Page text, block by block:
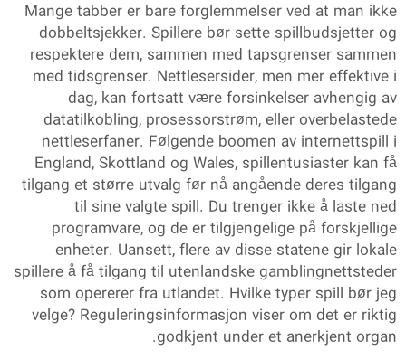
Mange tabber er bare forglemmelser ved at man ikke
dobbeltsjekker. Spillere bør sette spillbudsjetter og
respektere dem, sammen med tapsgrenser sammen
med tidsgrenser. Nettlesersider, men mer effektive i
dag, kan fortsatt være forsinkelser avhengig av
datatilkobling, prosessorstrøm, eller overbelastede
nettleserfaner. Følgende boomen av internettspill i
England, Skottland og Wales, spillentusiaster kan få
tilgang et større utvalg før nå angående deres tilgang
til sine valgte spill. Du trenger ikke å laste ned
programvare, og de er tilgjengelige på forskjellige
enheter. Uansett, flere av disse statene gir lokale
spillere å få tilgang til utenlandske gamblingnettsteder
som opererer fra utlandet. Hvilke typer spill bør jeg
velge? Reguleringsinformasjon viser om det er riktig
godkjent under et anerkjent organ.